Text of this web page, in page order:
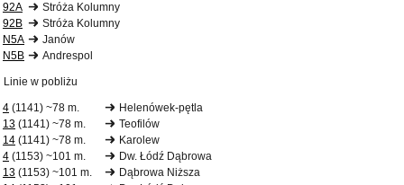
92A
Stróża Kolumny
92B
Stróża Kolumny
N5A
Janów
N5B
Andrespol
Linie w pobliżu
4 (1141) ~78 m.
Helenówek-pętla
13 (1141) ~78 m.
Teofilów
14 (1141) ~78 m.
Karolew
4 (1153) ~101 m.
Dw. Łódź Dąbrowa
13 (1153) ~101 m.
Dąbrowa Niższa